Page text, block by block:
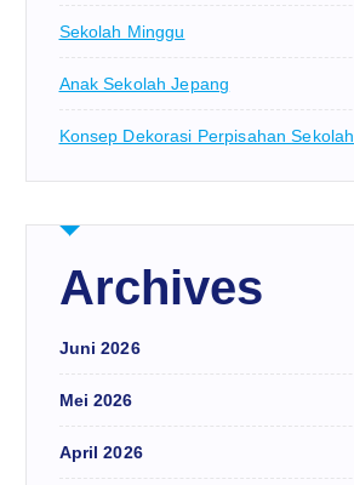
Sekolah Minggu
Anak Sekolah Jepang
Konsep Dekorasi Perpisahan Sekolah
Archives
Juni 2026
Mei 2026
April 2026